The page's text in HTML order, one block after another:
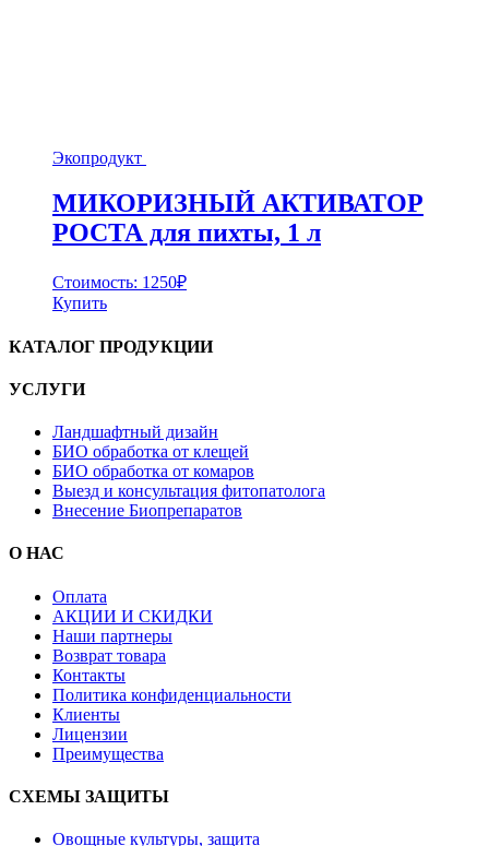
Экопродукт
МИКОРИЗНЫЙ АКТИВАТОР
РОСТА для пихты, 1 л
Стоимость: 1250₽
Купить
КАТАЛОГ ПРОДУКЦИИ
УСЛУГИ
Ландшафтный дизайн
БИО обработка от клещей
БИО обработка от комаров
Выезд и консультация фитопатолога
Внесение Биопрепаратов
О НАС
Оплата
АКЦИИ И СКИДКИ
Наши партнеры
Возврат товара
Контакты
Политика конфиденциальности
Клиенты
Лицензии
Преимущества
СХЕМЫ ЗАЩИТЫ
Овощные культуры, защита